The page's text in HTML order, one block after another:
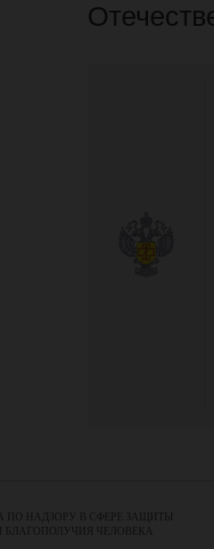
ПО НАДЗОРУ В СФЕРЕ ЗАЩИТЫ
БЛАГОПОЛУЧИЯ ЧЕЛОВЕКА